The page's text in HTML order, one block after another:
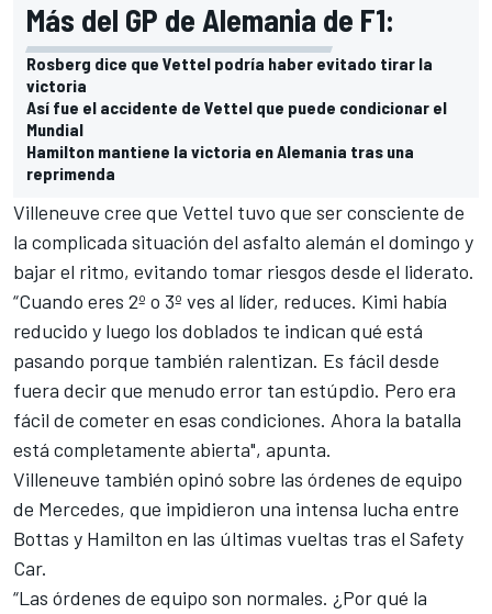
Más del GP de Alemania de F1:
Rosberg dice que Vettel podría haber evitado tirar la
victoria
Así fue el accidente de Vettel que puede condicionar el
Mundial
Hamilton mantiene la victoria en Alemania tras una
reprimenda
Villeneuve cree que Vettel tuvo que ser consciente de
la complicada situación del asfalto alemán el domingo y
bajar el ritmo, evitando tomar riesgos desde el liderato.
“Cuando eres 2º o 3º ves al líder, reduces. Kimi había
reducido y luego los doblados te indican qué está
pasando porque también ralentizan. Es fácil desde
fuera decir que menudo error tan estúpdio. Pero era
fácil de cometer en esas condiciones. Ahora la batalla
está completamente abierta", apunta.
Villeneuve también opinó sobre las órdenes de equipo
de Mercedes, que impidieron una intensa lucha entre
Bottas y Hamilton en las últimas vueltas tras el Safety
Car.
“Las órdenes de equipo son normales. ¿Por qué la